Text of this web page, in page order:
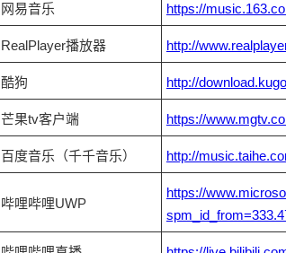
网易音乐 https://
RealPlayer播放器 http://
酷狗 http://
芒果tv客户端 https://
百度音乐（千千音乐） http://
哔哩哔哩UWP
https://